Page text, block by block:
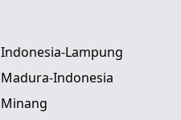
Indonesia-Lampung
Madura-Indonesia
Minang